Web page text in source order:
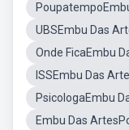
UBSEmbu Das
Onde FicaEmbu
ISSEmbu Das
PsicologaEmbu
Embu Das